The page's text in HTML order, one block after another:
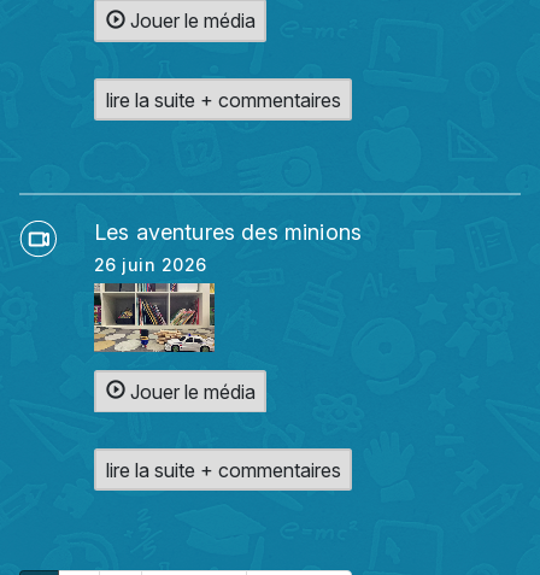
Jouer le média
lire la suite + commentaires
Les aventures des minions
26 juin 2026
Jouer le média
lire la suite + commentaires